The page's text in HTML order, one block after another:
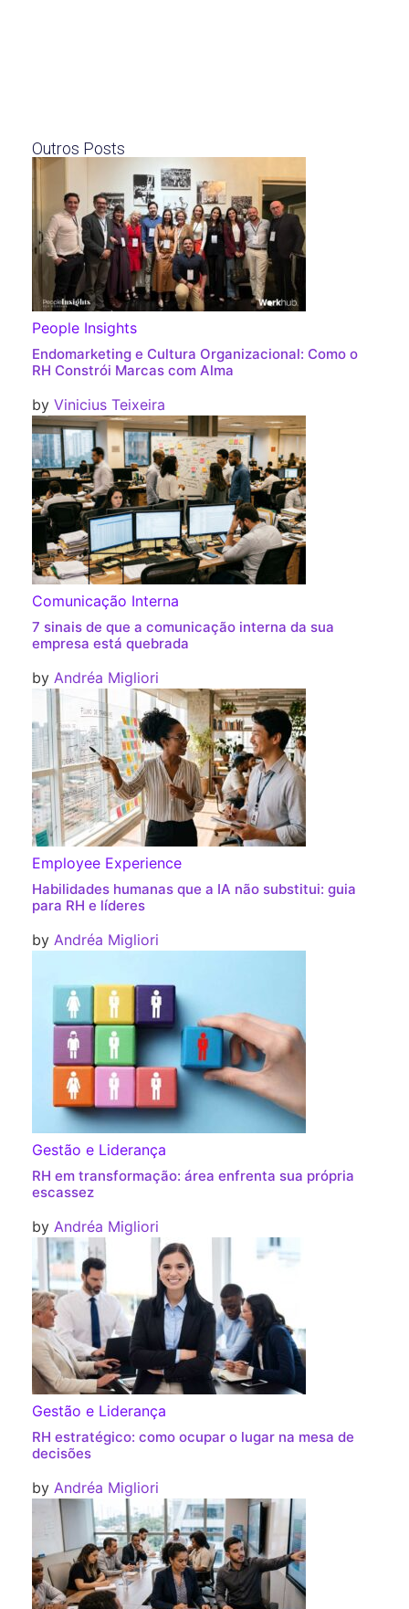
Outros Posts
People Insights
Endomarketing e Cultura Organizacional: Como o
RH Constrói Marcas com Alma
by Vinicius Teixeira
Comunicação Interna
7 sinais de que a comunicação interna da sua
empresa está quebrada
by Andréa Migliori
Employee Experience
Habilidades humanas que a IA não substitui: guia
para RH e líderes
by Andréa Migliori
Gestão e Liderança
RH em transformação: área enfrenta sua própria
escassez
by Andréa Migliori
Gestão e Liderança
RH estratégico: como ocupar o lugar na mesa de
decisões
by Andréa Migliori